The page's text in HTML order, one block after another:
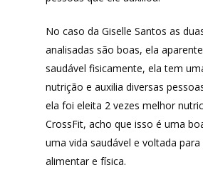
No caso da Giselle Santos as
analisadas são boas, ela
saudável fisicamente, ela tem
nutrição e auxilia diversas
ela foi eleita 2 vezes melhor
CrossFit, acho que isso é uma
uma vida saudável e voltada para
alimentar e física.